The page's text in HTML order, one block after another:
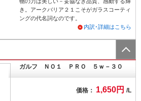
き。アークバリア２１こそがガラスコーティ
ングの代名詞なのです。
内訳･詳細はこちら
ガルフ ＮＯ１ ＰＲＯ ５ｗ－３０
価格： 1,650円 /L